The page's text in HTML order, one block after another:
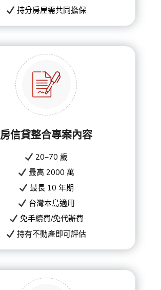
持分房屋需共同擔保
房信貸整合專案內容
20–70 歲
最高 2000 萬
最長 10 年期
台灣本島適用
免手續費/免代辦費
持有不動產即可評估